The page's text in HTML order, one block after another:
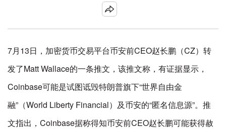
7月13日，加密货币交易平台币安前CEO赵长鹏（CZ）转
发了Matt Wallace的一条推文，该推文称，有证据显示，
Coinbase可能是试图诋毁特朗普旗下“世界自由金
融”（World Liberty Financial）及币安的“匿名信息源”。推
文指出，Coinbase据称得知币安前CEO赵长鹏可能获得赦